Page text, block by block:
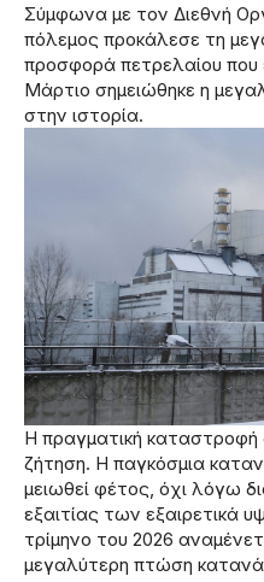
Σύμφωνα με τον Διεθνή
πόλεμος προκάλεσε τη
προσφορά πετρελαίου που
Μάρτιο σημειώθηκε η
στην ιστορία.
Η πραγματική
ζήτηση. Η παγκόσμια
μειωθεί φέτος, όχι λόγω
εξαιτίας των εξαιρετικά
τρίμηνο του 2026
μεγαλύτερη πτώση